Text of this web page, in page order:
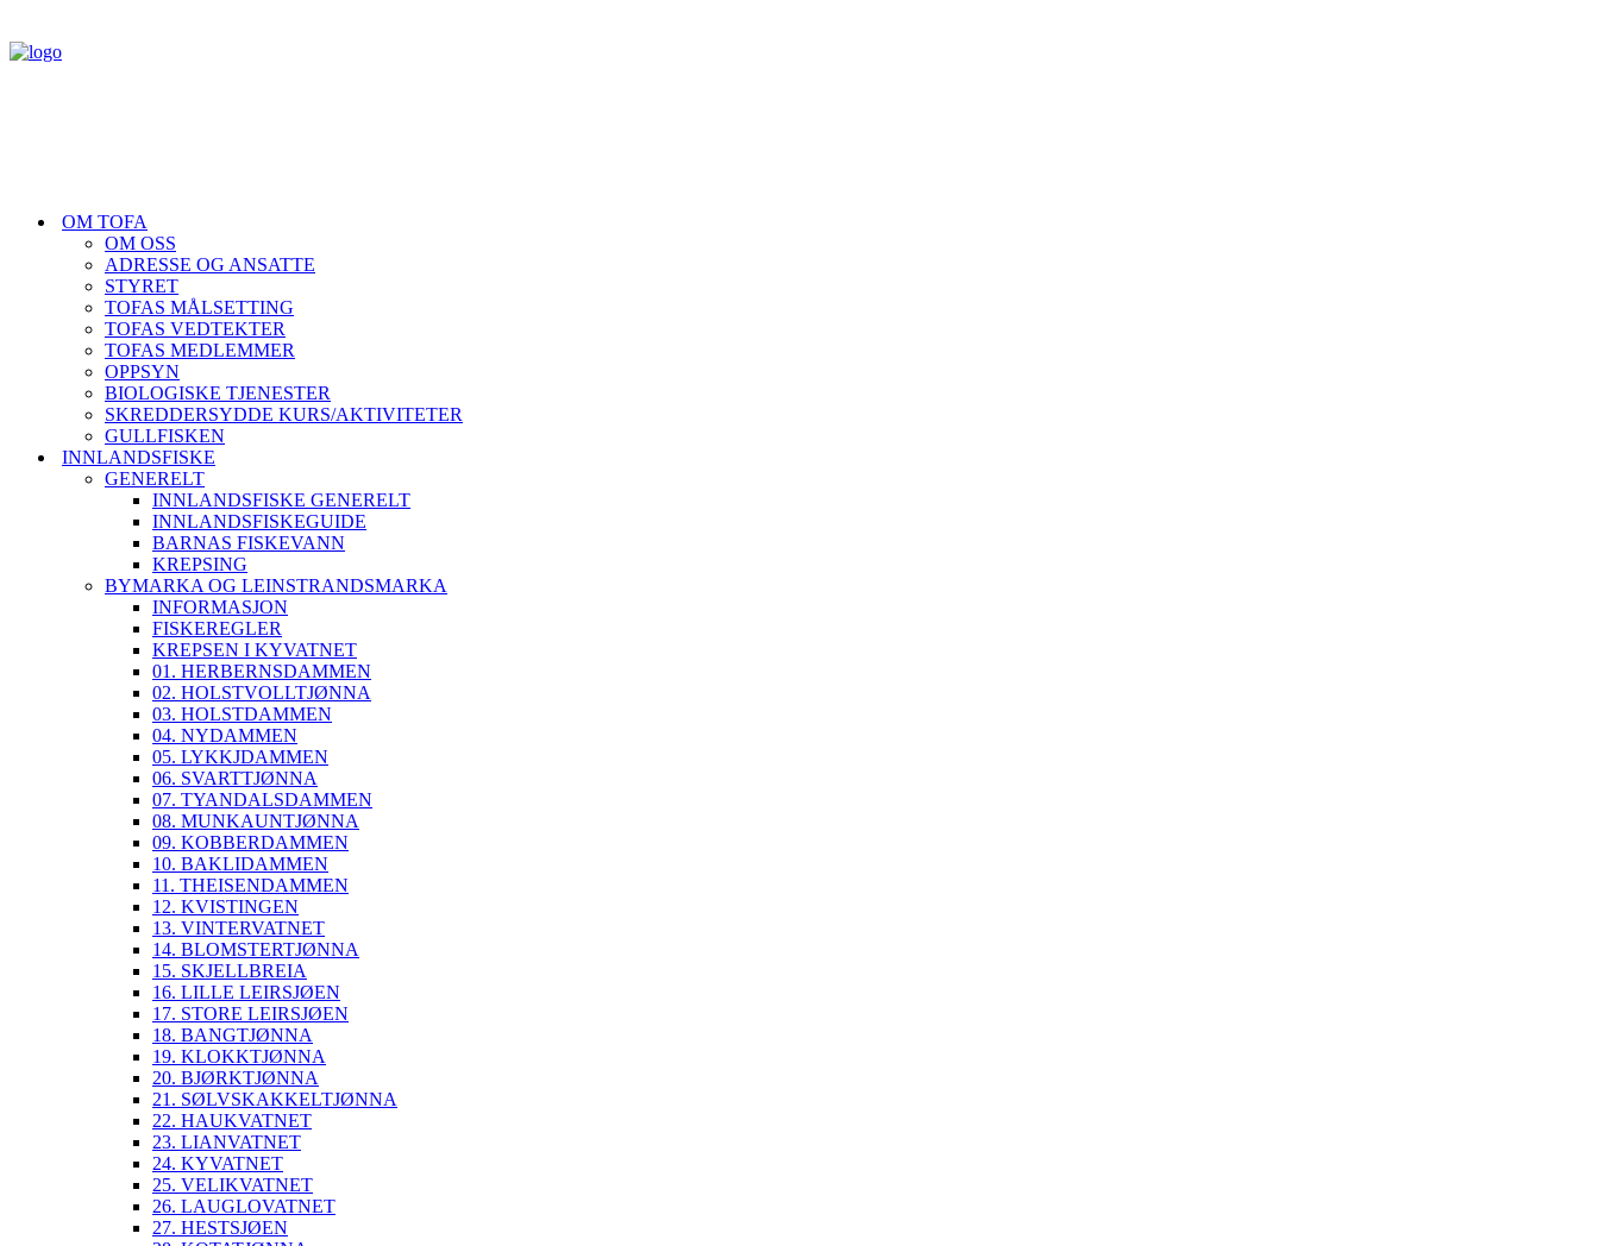
OM TOFA
OM OSS
ADRESSE OG ANSATTE
STYRET
TOFAS MÅLSETTING
TOFAS VEDTEKTER
TOFAS MEDLEMMER
OPPSYN
BIOLOGISKE TJENESTER
SKREDDERSYDDE KURS/AKTIVITETER
GULLFISKEN
INNLANDSFISKE
GENERELT
INNLANDSFISKE GENERELT
INNLANDSFISKEGUIDE
BARNAS FISKEVANN
KREPSING
BYMARKA OG LEINSTRANDSMARKA
INFORMASJON
FISKEREGLER
KREPSEN I KYVATNET
01. HERBERNSDAMMEN
02. HOLSTVOLLTJØNNA
03. HOLSTDAMMEN
04. NYDAMMEN
05. LYKKJDAMMEN
06. SVARTTJØNNA
07. TYANDALSDAMMEN
08. MUNKAUNTJØNNA
09. KOBBERDAMMEN
10. BAKLIDAMMEN
11. THEISENDAMMEN
12. KVISTINGEN
13. VINTERVATNET
14. BLOMSTERTJØNNA
15. SKJELLBREIA
16. LILLE LEIRSJØEN
17. STORE LEIRSJØEN
18. BANGTJØNNA
19. KLOKKTJØNNA
20. BJØRKTJØNNA
21. SØLVSKAKKELTJØNNA
22. HAUKVATNET
23. LIANVATNET
24. KYVATNET
25. VELIKVATNET
26. LAUGLOVATNET
27. HESTSJØEN